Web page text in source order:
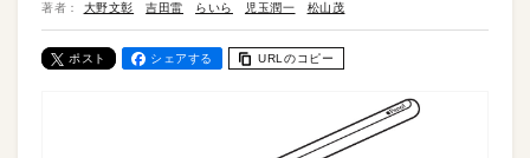
著者： 大野文彰 吉田雷 らいら 児玉潤一 松山茂
ポスト シェアする URLのコピー